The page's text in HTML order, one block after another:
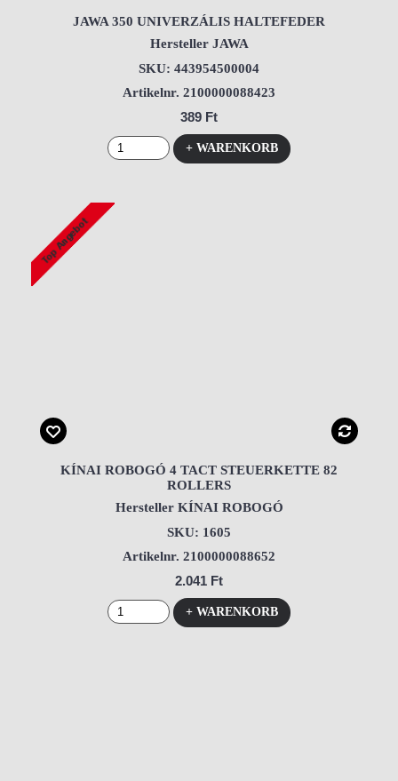
JAWA 350 UNIVERZÁLIS HALTEFEDER
Hersteller JAWA
SKU: 443954500004
Artikelnr. 2100000088423
389 Ft
+ WARENKORB
KÍNAI ROBOGÓ 4 TACT STEUERKETTE 82
ROLLERS
Hersteller KÍNAI ROBOGÓ
SKU: 1605
Artikelnr. 2100000088652
2.041 Ft
+ WARENKORB